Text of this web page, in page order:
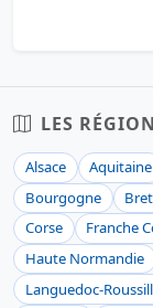
LES
Alsace Aquitaine
Bourgogne
Corse
Franche
Haute Normandie
Languedoc-